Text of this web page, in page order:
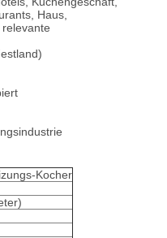
Haus,
Kocher